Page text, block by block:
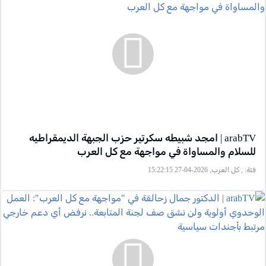
arabTV | امجد شبيطه سكرتير حزب الجبهة الديمقراطيه
للسلام والمساواة في مواجهة مع كل العرب
فئة: , كل العرب, 2026-04-27 15:22:15